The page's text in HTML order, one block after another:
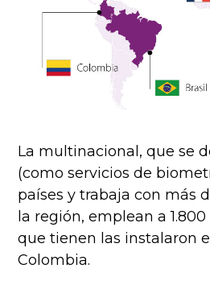
La multinacional, que se
(como servicios de
países y trabaja con más
la región, emplean a
que tienen las instalaron
Colombia.